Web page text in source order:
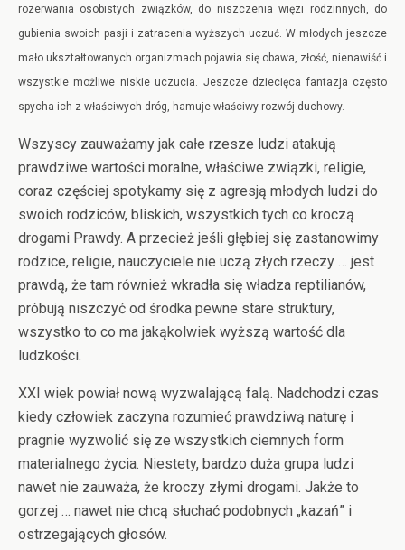
rozerwania osobistych związków, do niszczenia więzi rodzinnych, do
gubienia swoich pasji i zatracenia wyższych uczuć. W młodych jeszcze
mało ukształtowanych organizmach pojawia się obawa, złość, nienawiść i
wszystkie możliwe niskie uczucia. Jeszcze dziecięca fantazja często
spycha ich z właściwych dróg, hamuje właściwy rozwój duchowy.
Wszyscy zauważamy jak całe rzesze ludzi atakują
prawdziwe wartości moralne, właściwe związki, religie,
coraz częściej spotykamy się z agresją młodych ludzi do
swoich rodziców, bliskich, wszystkich tych co kroczą
drogami Prawdy. A przecież jeśli głębiej się zastanowimy
rodzice, religie, nauczyciele nie uczą złych rzeczy … jest
prawdą, że tam również wkradła się władza reptilianów,
próbują niszczyć od środka pewne stare struktury,
wszystko to co ma jakąkolwiek wyższą wartość dla
ludzkości.
XXI wiek powiał nową wyzwalającą falą. Nadchodzi czas
kiedy człowiek zaczyna rozumieć prawdziwą naturę i
pragnie wyzwolić się ze wszystkich ciemnych form
materialnego życia. Niestety, bardzo duża grupa ludzi
nawet nie zauważa, że kroczy złymi drogami. Jakże to
gorzej … nawet nie chcą słuchać podobnych „kazań” i
ostrzegających głosów.